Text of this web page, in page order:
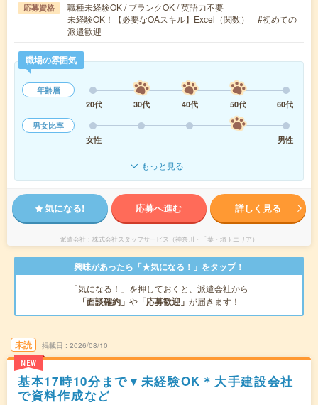
応募資格
職種未経験OK / ブランクOK / 英語力不要
未経験OK！【必要なOAスキル】Excel（関数） #初めての
派遣歓迎
職場の雰囲気
年齢層
20代
30代 40代 50代
60代
男女比率
女性
男性
もっと見る
気になる! 応募へ進む 詳しく見る
派遣会社 株式会社スタッフサービス（神奈川・千葉・埼玉エリア）
興味があったら「★気になる！」をタップ！
「気になる！」を押しておくと、派遣会社から
「面談確約」 や 「応募歓迎」 が届きます！
未読
NEW
掲載日 2026/08/10
基本17時10分まで▼未経験OK＊大手建設会社
で資料作成など